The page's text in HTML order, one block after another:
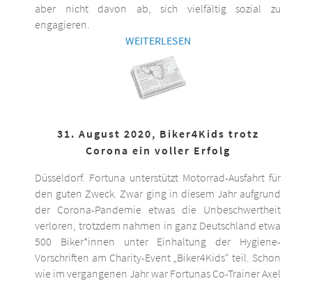
aber nicht davon ab, sich vielfältig sozial zu
engagieren.
WEITERLESEN
31. August 2020, Biker4Kids trotz
Corona ein voller Erfolg
Düsseldorf. Fortuna unterstützt Motorrad-Ausfahrt für
den guten Zweck. Zwar ging in diesem Jahr aufgrund
der Corona-Pandemie etwas die Unbeschwertheit
verloren, trotzdem nahmen in ganz Deutschland etwa
500 Biker*innen unter Einhaltung der Hygiene-
Vorschriften am Charity-Event „Biker4Kids“ teil. Schon
wie im vergangenen Jahr war Fortunas Co-Trainer Axel